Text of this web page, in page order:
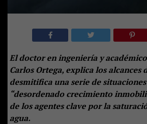
El doctor en ingeniería y
Carlos Ortega, explica los alcances
desmitifica una serie de
“desordenado crecimiento
de los agentes clave por la
agua.